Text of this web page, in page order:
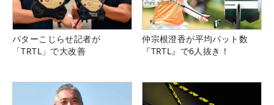
パターこじらせ記者が
「TRTL」で大改善
仲宗根澄香が平均パット数
『TRTL』で6人抜き！